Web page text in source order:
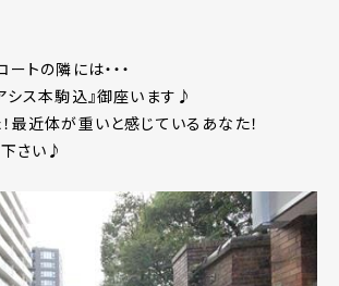
トの隣には・・・
シス本駒込』御座います♪
最近体が重いと感じているあなた！
さい♪